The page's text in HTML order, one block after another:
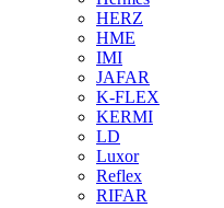
HERZ
HME
IMI
JAFAR
K-FLEX
KERMI
LD
Luxor
Reflex
RIFAR